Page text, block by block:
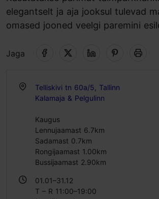
elegantselt ja aja jooksul tulevad
omased jooned veelgi paremini
Jaga
Telliskivi tn 60a/5, Tallinn
Kalamaja & Pelgulinn
Kaugus
Lennujaamast 6.7km
Sadamast 0.7km
Rongijaamast 1.00km
Bussijaamast 2.90km
01.01–31.12
T – R 11:00–19:00